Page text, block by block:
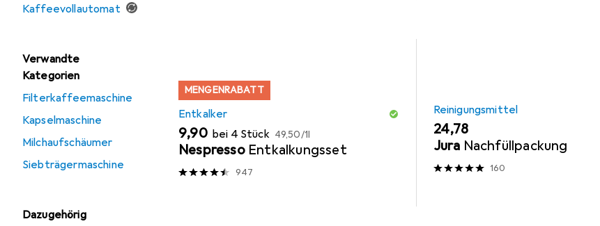
Kaffeevollautomat
Verwandte
Kategorien
Filterkaffeemaschine
Kapselmaschine
Milchaufschäumer
Siebträgermaschine
Dazugehörig
MENGENRABATT
Entkalker
EUR
9,90 bei 4 Stück EUR
49,50/1l
Nespresso Entkalkungsset
947
Reinigungsmittel
EUR
24,78
Jura Nachfüllpackung
160